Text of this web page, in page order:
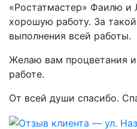
«Ростатмастер» Фаилю и
хорошую работу. За
выполнения всей работы.
Желаю вам процветания
работе.
От всей души спасибо.